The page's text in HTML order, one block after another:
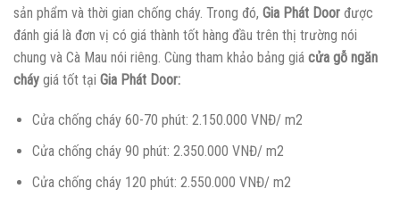
sản phẩm và thời gian chống cháy. Trong đó, Gia Phát Door được
đánh giá là đơn vị có giá thành tốt hàng đầu trên thị trường nói
chung và Cà Mau nói riêng. Cùng tham khảo bảng giá cửa gỗ ngăn
cháy giá tốt tại Gia Phát Door:
Cửa chống cháy 60-70 phút: 2.150.000 VNĐ/ m2
Cửa chống cháy 90 phút: 2.350.000 VNĐ/ m2
Cửa chống cháy 120 phút: 2.550.000 VNĐ/ m2